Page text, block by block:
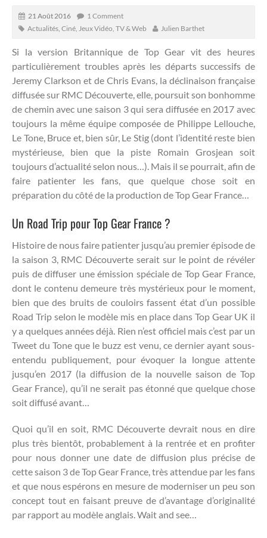
21 Août 2016
1 Comment
Actualités Ciné, Jeux Vidéo, TV & Web Julien Barthet
Si la version Britannique de Top Gear vit des heures
particulièrement troubles après les départs successifs de
Jeremy Clarkson et de Chris Evans, la déclinaison française
diffusée sur RMC Découverte, elle, poursuit son bonhomme
de chemin avec une saison 3 qui sera diffusée en 2017 avec
toujours la même équipe composée de Philippe Lellouche,
Le Tone, Bruce et, bien sûr, Le Stig (dont l’identité reste bien
mystérieuse, bien que la piste Romain Grosjean soit
toujours d’actualité selon nous…). Mais il se pourrait, afin de
faire patienter les fans, que quelque chose soit en
préparation du côté de la production de Top Gear France…
Un Road Trip pour Top Gear France ?
Histoire de nous faire patienter jusqu’au premier épisode de
la saison 3, RMC Découverte serait sur le point de révéler
puis de diffuser une émission spéciale de Top Gear France,
dont le contenu demeure très mystérieux pour le moment,
bien que des bruits de couloirs fassent état d’un possible
Road Trip selon le modèle mis en place dans Top Gear UK il
y a quelques années déjà. Rien n’est officiel mais c’est par un
Tweet du Tone que le buzz est venu, ce dernier ayant sous-
entendu publiquement, pour évoquer la longue attente
jusqu’en 2017 (la diffusion de la nouvelle saison de Top
Gear France), qu’il ne serait pas étonné que quelque chose
soit diffusé avant…
Quoi qu’il en soit, RMC Découverte devrait nous en dire
plus très bientôt, probablement à la rentrée et en profiter
pour nous donner une date de diffusion plus précise de
cette saison 3 de Top Gear France, très attendue par les fans
et que nous espérons en mesure de moderniser un peu son
concept tout en faisant preuve de d’avantage d’originalité
par rapport au modèle anglais. Wait and see…